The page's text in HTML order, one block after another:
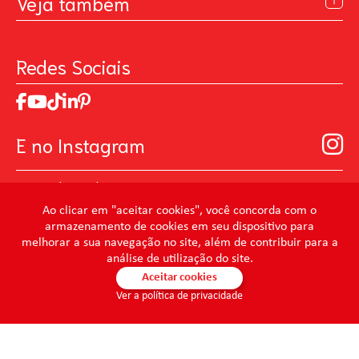
Ao clicar em "aceitar cookies", você concorda com o
armazenamento de cookies em seu dispositivo para
melhorar a sua navegação no site, além de contribuir para a
análise de utilização do site.
Aceitar cookies
Ver a política de privacidade
Contato
Trabalhe Conosco
Relatório de Sustentabilidade 2025
Código de ética
Acionistas
Prevenir Não Dói
MasterChef
Art Of Love
Seja um distribuidor de Limpeza Profissional
Redes Sociais
E no Instagram
@mundocondor
@condorbeleza
@condorlimpeza
@condorhigienebucal
@condorpinturaimobiliaria
@condorpinturaartistica
@condorlimpezaprofissional